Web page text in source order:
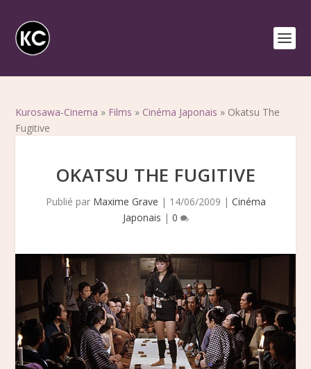
Kurosawa-Cinema » Films » Cinéma Japonais » Okatsu The
Fugitive
OKATSU THE FUGITIVE
Publié par Maxime Grave | 14/06/2009 | Cinéma
Japonais | 0